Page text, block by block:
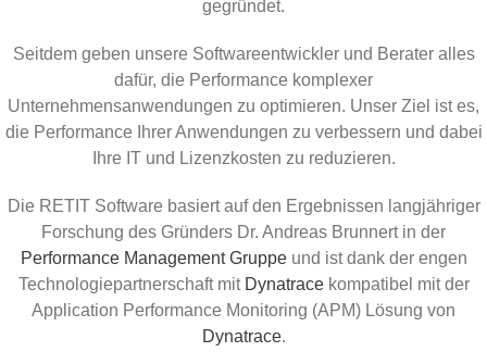
gegründet.
Seitdem geben unsere Softwareentwickler und Berater alles
dafür, die Performance komplexer
Unternehmensanwendungen zu optimieren. Unser Ziel ist es,
die Performance Ihrer Anwendungen zu verbessern und dabei
Ihre IT und Lizenzkosten zu reduzieren.
Die RETIT Software basiert auf den Ergebnissen langjähriger
Forschung des Gründers Dr. Andreas Brunnert in der
Performance Management Gruppeund ist dank der engen
Technologiepartnerschaft mit Dynatracekompatibel mit der
Application Performance Monitoring (APM) Lösung von
Dynatrace.